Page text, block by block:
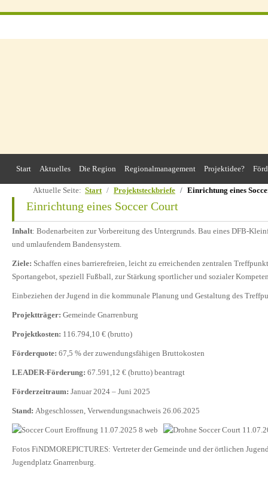
Start Aktuelles Die Region Regionalmanagement Projektidee?
Aktuelle Seite: Start Projektsteckbriefe Einrichtung eines
Einrichtung eines Soccer Court
Inhalt: Bodenarbeiten zur Vorbereitung des Untergrunds. Bau eines DFB-
und umlaufendem Bandensystem.
Ziele: Schaffen eines barrierefreien, leicht zu erreichenden zentralen
Sportangebot, speziell Fußball, zur Stärkung sportlicher und sozialer
Einbeziehen der Jugend in die kommunale Planung und Gestaltung des
Projektträger: Gemeinde Gnarrenburg
Projektkosten: 116.794,10 € (brutto)
Förderquote: 67,5 % der zuwendungsfähigen Bruttokosten
LEADER-Förderung: 67.591,12 € (brutto) beantragt
Förderzeitraum: Januar 2024 – Juni 2025
Stand: Abgeschlossen, Verwendungsnachweis 26.06.2025
Fotos FiNDMOREPICTURES: Vertreter der Gemeinde und der örtlichen
Jugendplatz Gnarrenburg.